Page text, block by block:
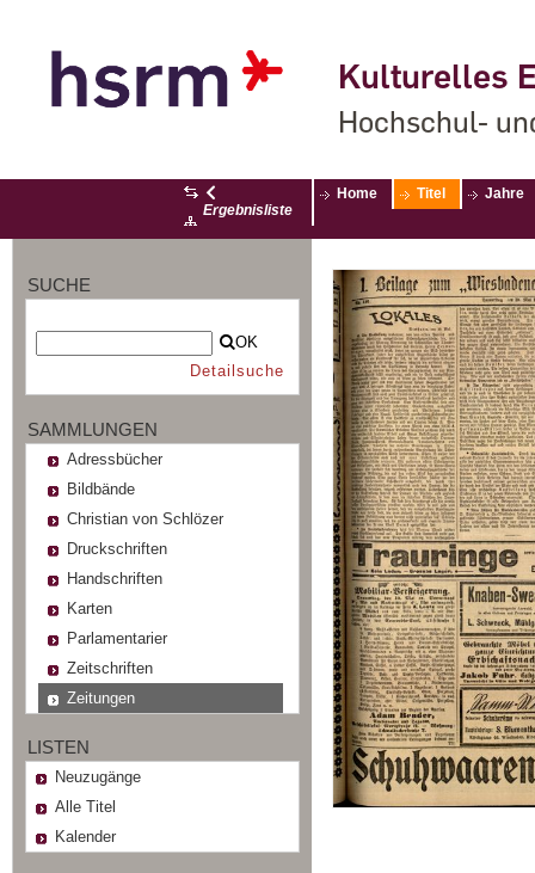
Kulturelles
Hochschul-
Ergebnisliste
Home Titel Jahre
SUCHE
OK
Detailsuche
SAMMLUNGEN
Adressbücher
Bildbände
Christian von Schlözer
Druckschriften
Handschriften
Karten
Parlamentarier
Zeitschriften
Zeitungen
LISTEN
Neuzugänge
Alle Titel
Kalender